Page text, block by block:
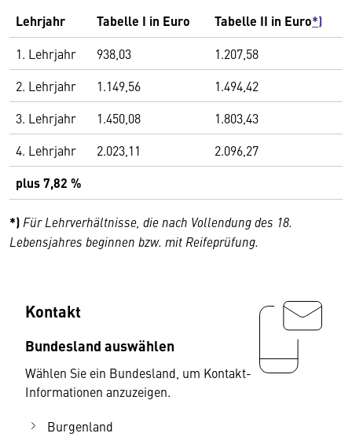
Lehrjahr Tabelle I in Euro Tabelle II in Euro*)
1. Lehrjahr 938,03
1.207,58
2. Lehrjahr
1.149,56
1.494,42
3. Lehrjahr
1.450,08
1.803,43
4. Lehrjahr
2.023,11 2.096,27
plus 7,82 %
*) Für Lehrverhältnisse, die nach Vollendung des 18.
Lebensjahres beginnen bzw. mit Reifeprüfung.
Kontakt
Bundesland auswählen
Wählen Sie ein Bundesland, um Kontakt-
Informationen anzuzeigen.
Burgenland